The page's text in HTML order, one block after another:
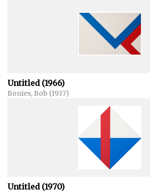
Untitled (1966)
Bonies, Bob (1937)
Untitled (1970)